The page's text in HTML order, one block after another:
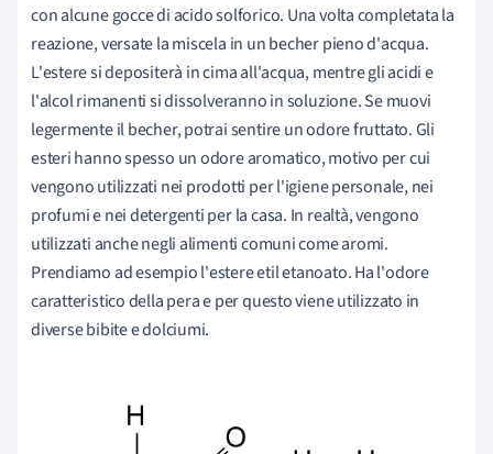
con alcune gocce di acido solforico. Una volta completata la
reazione, versate la miscela in un becher pieno d'acqua.
L'estere si depositerà in cima all'acqua, mentre gli acidi e
l'alcol rimanenti si dissolveranno in soluzione. Se muovi
legermente il becher, potrai sentire un odore fruttato. Gli
esteri hanno spesso un odore aromatico, motivo per cui
vengono utilizzati nei prodotti per l'igiene personale, nei
profumi e nei detergenti per la casa. In realtà, vengono
utilizzati anche negli alimenti comuni come aromi.
Prendiamo ad esempio l'estere etil etanoato. Ha l'odore
caratteristico della pera e per questo viene utilizzato in
diverse bibite e dolciumi.